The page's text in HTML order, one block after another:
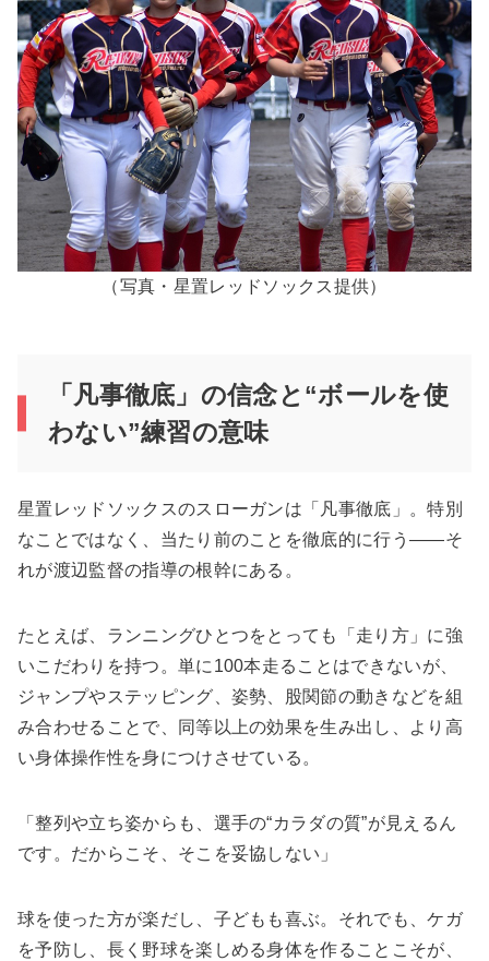
（写真・星置レッドソックス提供）
「凡事徹底」の信念と“ボールを使
わない”練習の意味
星置レッドソックスのスローガンは「凡事徹底」。特別
なことではなく、当たり前のことを徹底的に行う――そ
れが渡辺監督の指導の根幹にある。
たとえば、ランニングひとつをとっても「走り方」に強
いこだわりを持つ。単に100本走ることはできないが、
ジャンプやステッピング、姿勢、股関節の動きなどを組
み合わせることで、同等以上の効果を生み出し、より高
い身体操作性を身につけさせている。
「整列や立ち姿からも、選手の“カラダの質”が見えるん
です。だからこそ、そこを妥協しない」
球を使った方が楽だし、子どもも喜ぶ。それでも、ケガ
を予防し、長く野球を楽しめる身体を作ることこそが、